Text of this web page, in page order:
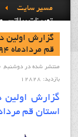
مسیر سایت
تمرینات پیلاتس
گزارش اولین
قم مردادماه 94
منتشر شده در دوشنبه, 16 شهریور 1394 17:44
بازدید: 12828
گزارش اولین
استان قم